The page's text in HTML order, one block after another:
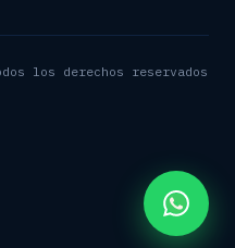
los derechos reservados